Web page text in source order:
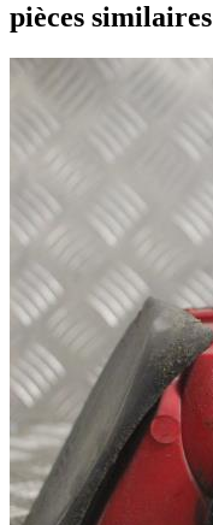
pièces similaires